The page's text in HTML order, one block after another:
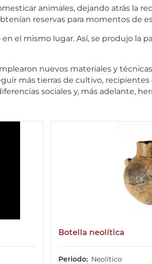
animales, dejando atrás la
reservas para momentos de
el mismo lugar. Así, se produjo la
nuevos materiales y
más tierras de cultivo,
sociales y, más adelante,
Botella neolítica
Periodo
Neolítico